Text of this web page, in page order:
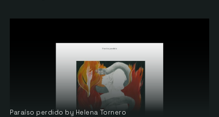
Paraíso perdido by Helena Tornero